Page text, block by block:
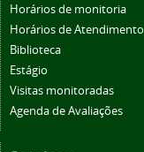
Horários de monitoria
Horários de Atendimento
Biblioteca
Estágio
Visitas monitoradas
Agenda de Avaliações